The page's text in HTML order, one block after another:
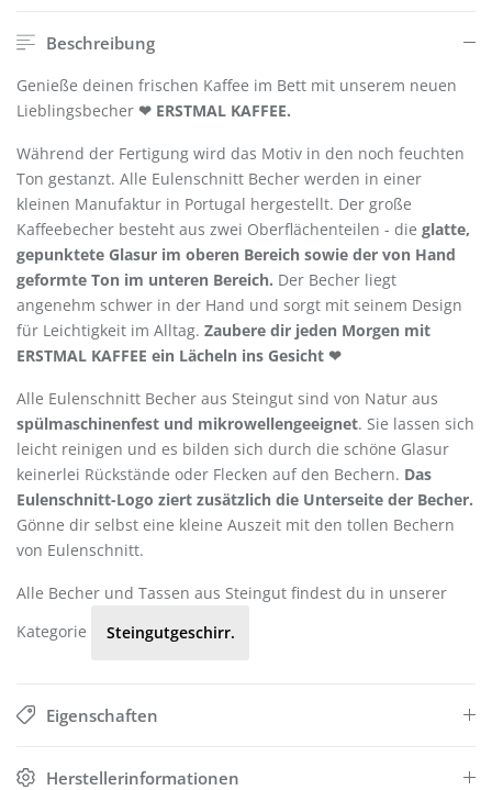
Beschreibung
Genieße deinen frischen Kaffee im Bett mit unserem neuen
Lieblingsbecher ❤ ERSTMAL KAFFEE.
Während der Fertigung wird das Motiv in den noch feuchten
Ton gestanzt. Alle Eulenschnitt Becher werden in einer
kleinen Manufaktur in Portugal hergestellt. Der große
Kaffeebecher besteht aus zwei Oberflächenteilen - die glatte,
gepunktete Glasur im oberen Bereich sowie der von Hand
geformte Ton im unteren Bereich. Der Becher liegt
angenehm schwer in der Hand und sorgt mit seinem Design
für Leichtigkeit im Alltag. Zaubere dir jeden Morgen mit
ERSTMAL KAFFEE ein Lächeln ins Gesicht ❤
Alle Eulenschnitt Becher aus Steingut sind von Natur aus
spülmaschinenfest und mikrowellengeeignet. Sie lassen sich
leicht reinigen und es bilden sich durch die schöne Glasur
keinerlei Rückstände oder Flecken auf den Bechern. Das
Eulenschnitt-Logo ziert zusätzlich die Unterseite der Becher.
Gönne dir selbst eine kleine Auszeit mit den tollen Bechern
von Eulenschnitt.
Alle Becher und Tassen aus Steingut findest du in unserer
Kategorie
Steingutgeschirr.
Eigenschaften
Herstellerinformationen